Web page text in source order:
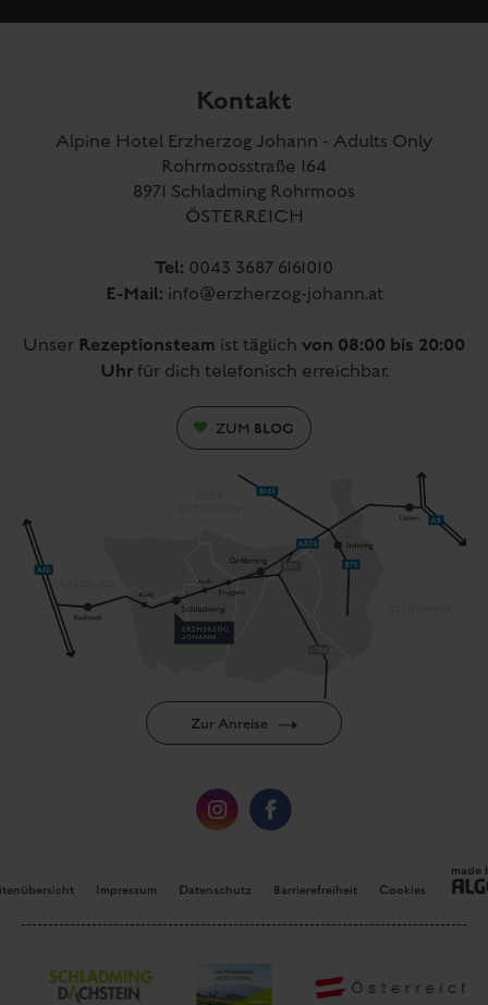
Kontakt
Alpine Hotel Erzherzog Johann - Adults Only
Rohrmoosstraße 164
8971 Schladming Rohrmoos
ÖSTERREICH
Tel: 0043 3687 6161010
E-Mail: info@erzherzog-johann.at
Unser Rezeptionsteam ist täglich von 08:00 bis 20:00
Uhrfür dich telefonisch erreichbar.
ZUM BLOG
Zur Anreise
Impressum Datenschutz Barrierefreiheit Cookies
made